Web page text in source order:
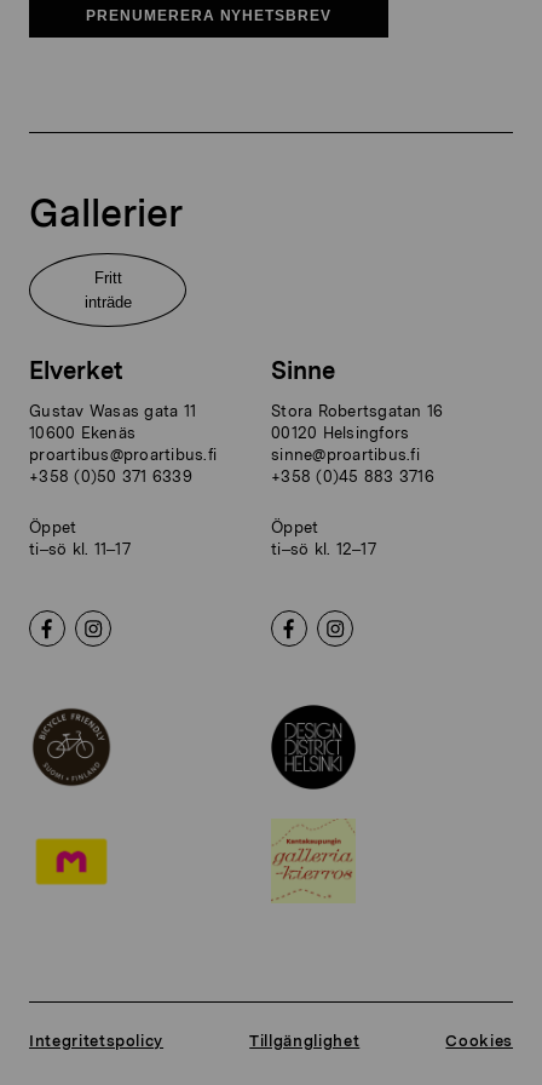
PRENUMERERA NYHETSBREV
Gallerier
Fritt
inträde
Elverket
Gustav Wasas gata 11
10600 Ekenäs
proartibus@proartibus.fi
+358 (0)50 371 6339
Öppet
ti–sö kl. 11–17
Sinne
Stora Robertsgatan 16
00120 Helsingfors
sinne@proartibus.fi
+358 (0)45 883 3716
Öppet
ti–sö kl. 12–17
Integritetspolicy Tillgänglighet Cookies